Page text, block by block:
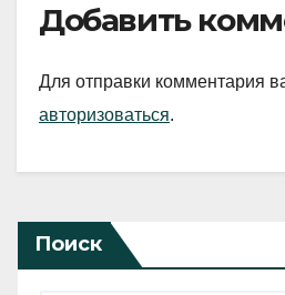
Добавить
Для отправки комментария
авторизоваться.
Поиск